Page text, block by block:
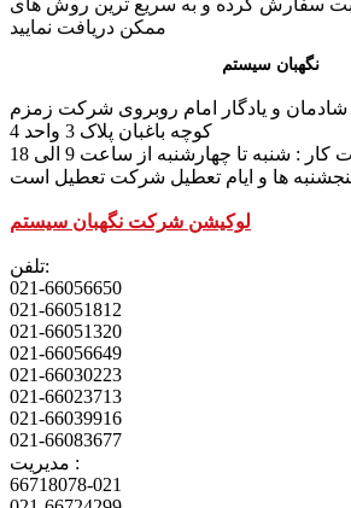
سفارش کرده و به سریع ترین روش های
ممکن دریافت نمایید
نگهبان سیستم
شادمان و یادگار امام روبروی شرکت زمزم
کوچه باغبان پلاک 3 واحد 4
لوکیشن شرکت نگهبان سیستم
تلفن:
021-66056650
021-66051812
021-66051320
021-66056649
021-66030223
021-66023713
021-66039916
021-66083677
مدیریت :
66718078-021